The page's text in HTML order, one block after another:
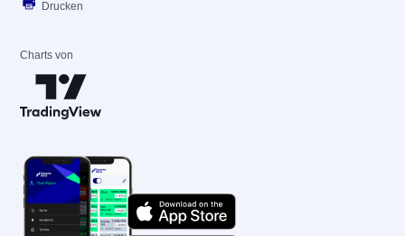
Drucken
Charts von